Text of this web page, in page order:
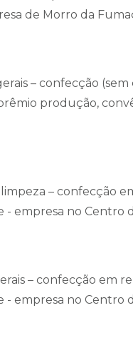
de Morro da
– confecção
produção,
– confecção
- empresa no Centro
– confecção em
- empresa no Centro